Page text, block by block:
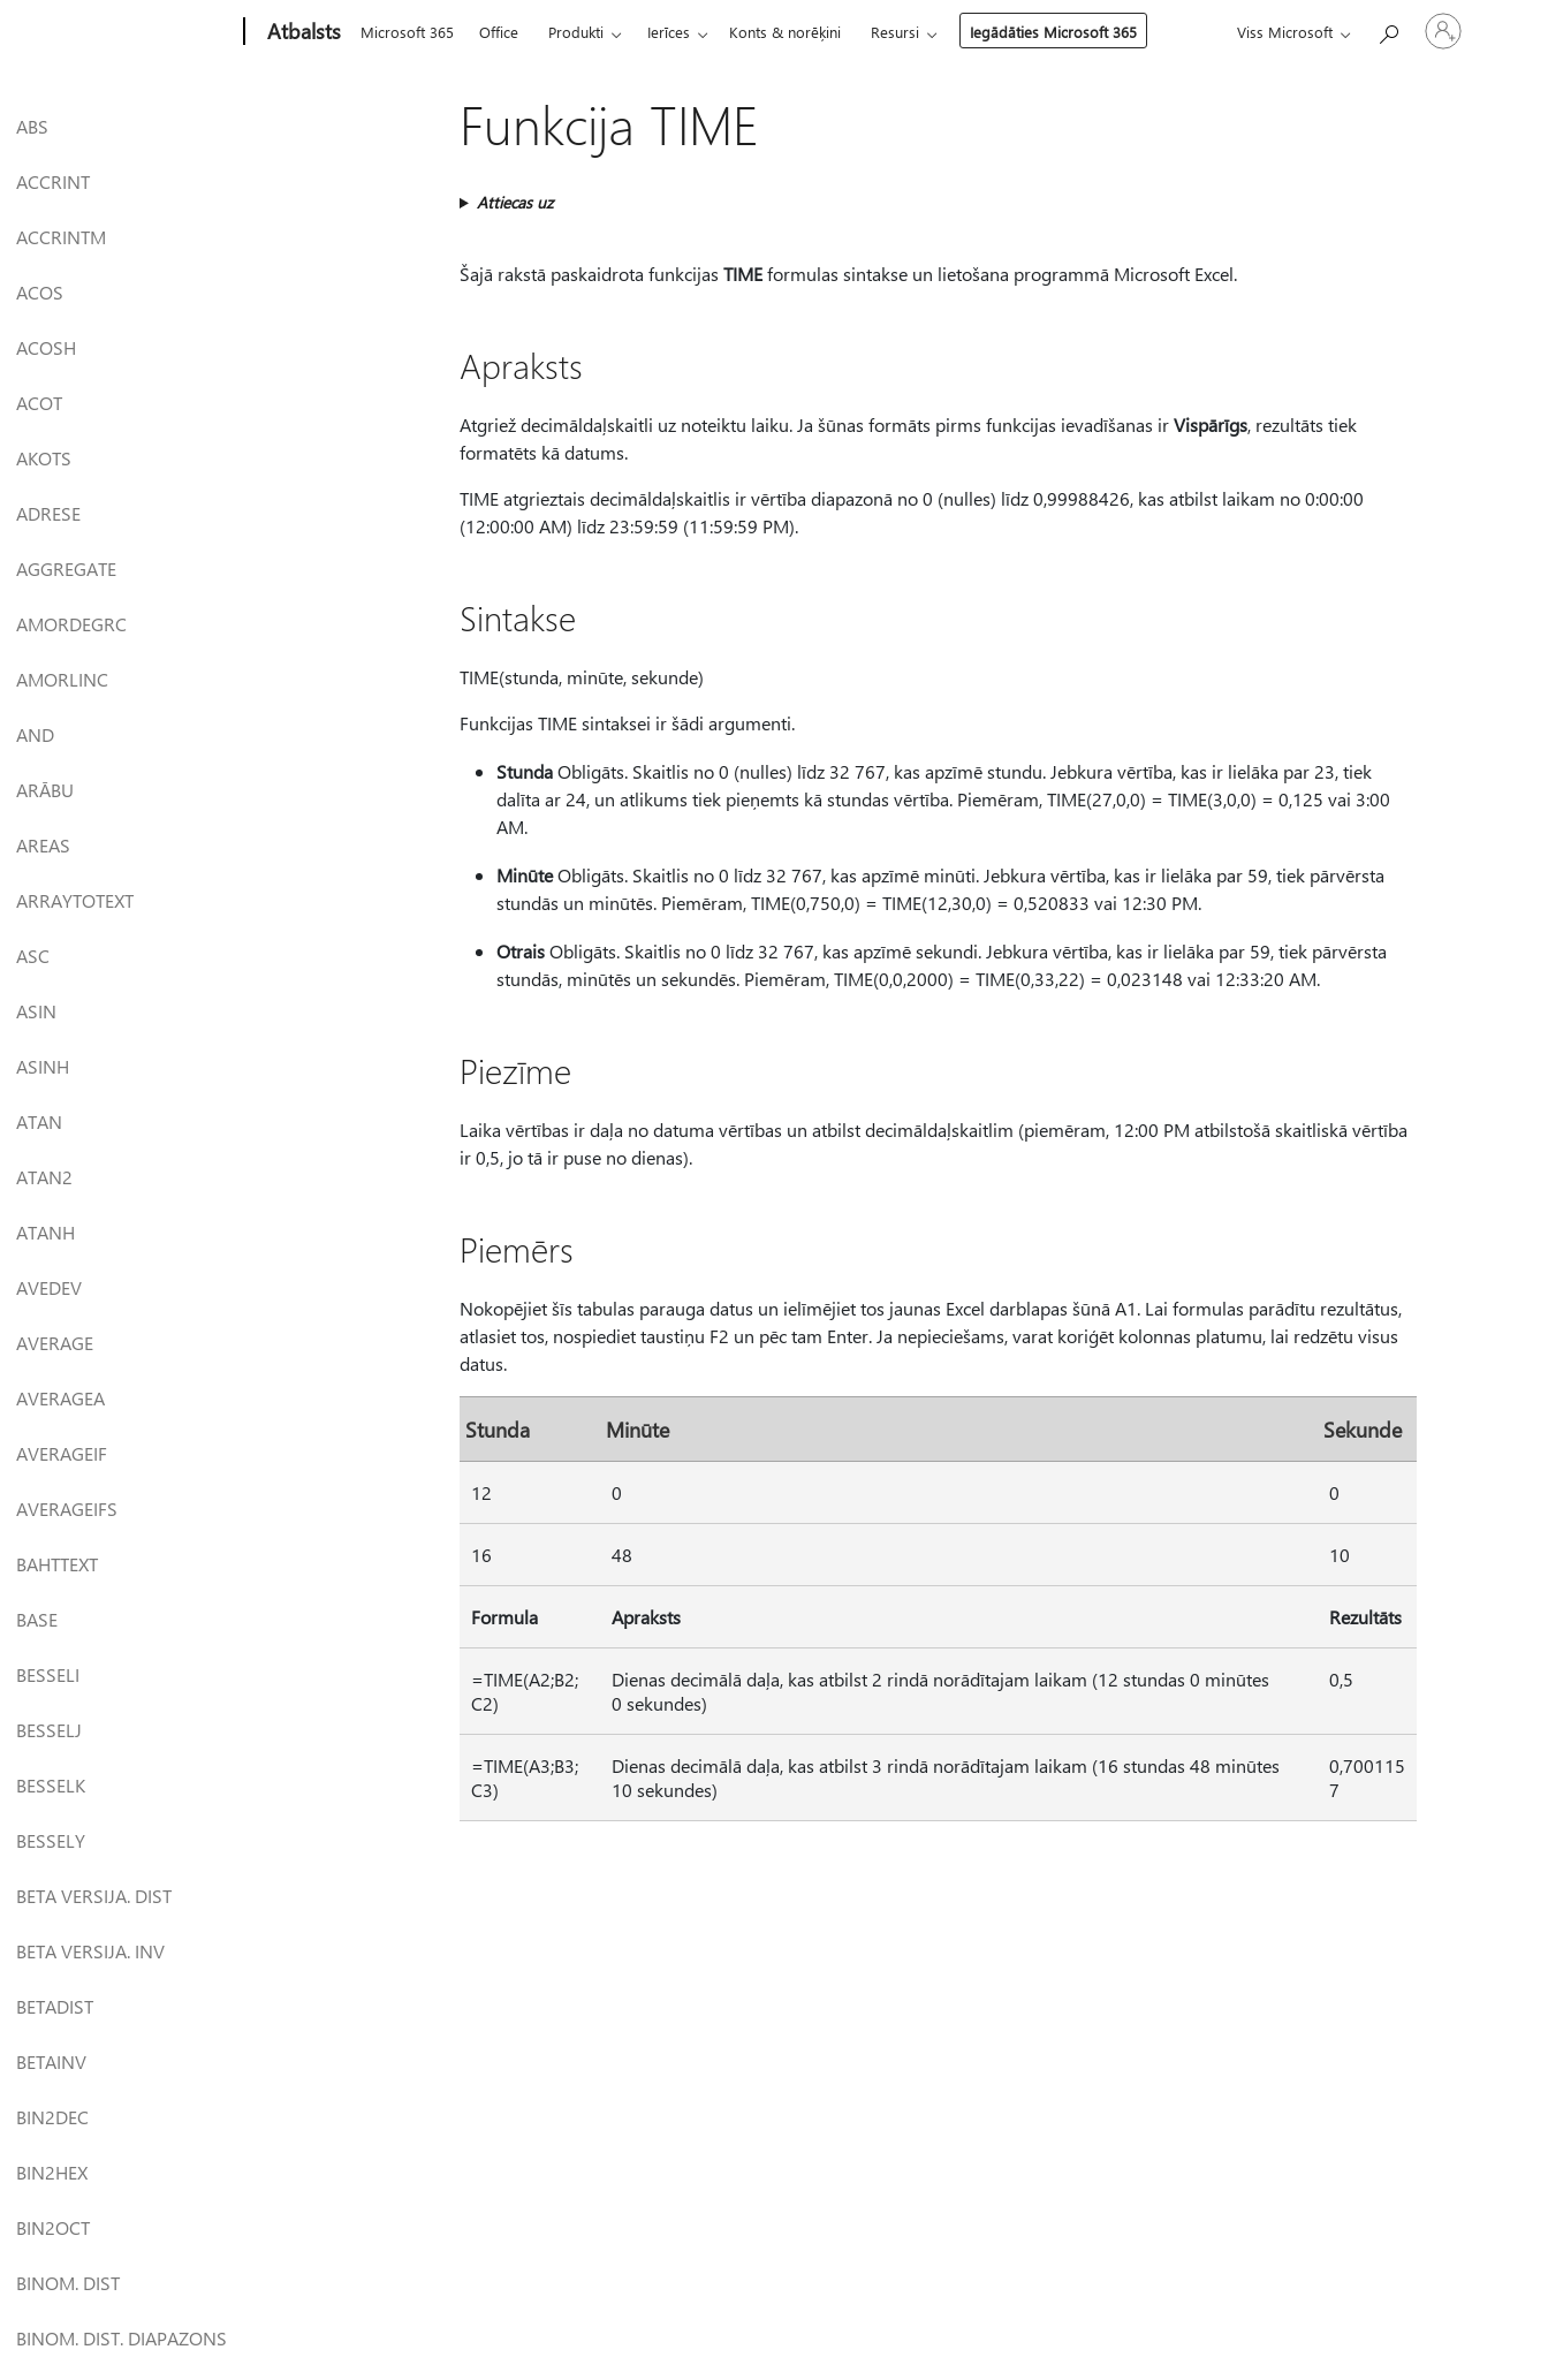
Atbalsts Microsoft 365 Office Produkti Ierīces Konts & norēķini Resursi Iegādāties Microsoft 365 Viss Microsoft
Pierakstieties
savā
kontā
ABS
ACCRINT
ACCRINTM
ACOS
ACOSH
ACOT
AKOTS
ADRESE
AGGREGATE
AMORDEGRC
AMORLINC
AND
ARĀBU
AREAS
ARRAYTOTEXT
ASC
ASIN
ASINH
ATAN
ATAN2
ATANH
AVEDEV
AVERAGE
AVERAGEA
AVERAGEIF
AVERAGEIFS
BAHTTEXT
BASE
BESSELI
BESSELJ
BESSELK
BESSELY
BETA VERSIJA. DIST
BETA VERSIJA. INV
BETADIST
BETAINV
BIN2DEC
BIN2HEX
BIN2OCT
BINOM. DIST
BINOM. DIST. DIAPAZONS
Funkcija TIME
Attiecas uz
Šajā rakstā paskaidrota funkcijas TIMEformulas sintakse un lietošana programmā Microsoft Excel.
Apraksts
Atgriež decimāldaļskaitli uz noteiktu laiku. Ja šūnas formāts pirms funkcijas ievadīšanas irVispārīgs, rezultāts tiek
formatēts kā datums.
TIME atgrieztais decimāldaļskaitlis ir vērtība diapazonā no 0 (nulles) līdz 0,99988426, kas atbilst laikam no 0:00:00
(12:00:00 AM) līdz 23:59:59 (11:59:59 PM).
Sintakse
TIME(stunda, minūte, sekunde)
Funkcijas TIME sintaksei ir šādi argumenti.
StundaObligāts. Skaitlis no 0 (nulles) līdz 32 767, kas apzīmē stundu. Jebkura vērtība, kas ir lielāka par 23, tiek
dalīta ar 24, un atlikums tiek pieņemts kā stundas vērtība. Piemēram, TIME(27,0,0) = TIME(3,0,0) = 0,125 vai 3:00
AM.
MinūteObligāts. Skaitlis no 0 līdz 32 767, kas apzīmē minūti. Jebkura vērtība, kas ir lielāka par 59, tiek pārvērsta
stundās un minūtēs. Piemēram, TIME(0,750,0) = TIME(12,30,0) = 0,520833 vai 12:30 PM.
OtraisObligāts. Skaitlis no 0 līdz 32 767, kas apzīmē sekundi. Jebkura vērtība, kas ir lielāka par 59, tiek pārvērsta
stundās, minūtēs un sekundēs. Piemēram, TIME(0,0,2000) = TIME(0,33,22) = 0,023148 vai 12:33:20 AM.
Piezīme
Laika vērtības ir daļa no datuma vērtības un atbilst decimāldaļskaitlim (piemēram, 12:00 PM atbilstošā skaitliskā vērtība
ir 0,5, jo tā ir puse no dienas).
Piemērs
Nokopējiet šīs tabulas parauga datus un ielīmējiet tos jaunas Excel darblapas šūnā A1. Lai formulas parādītu rezultātus,
atlasiet tos, nospiediet taustiņu F2 un pēc tam Enter. Ja nepieciešams, varat koriģēt kolonnas platumu, lai redzētu visus
datus.
Stunda Minūte Sekunde
12 0 0
16 48 10
Formula Apraksts Rezultāts
=TIME(A2;B2;
C2)
Dienas decimālā daļa, kas atbilst 2 rindā norādītajam laikam (12 stundas 0 minūtes
0 sekundes)
0,5
=TIME(A3;B3;
C3)
Dienas decimālā daļa, kas atbilst 3 rindā norādītajam laikam (16 stundas 48 minūtes
10 sekundes)
0,700115
7